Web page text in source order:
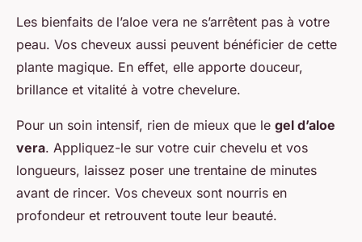
Les bienfaits de l’aloe vera ne s’arrêtent pas à votre
peau. Vos cheveux aussi peuvent bénéficier de cette
plante magique. En effet, elle apporte douceur,
brillance et vitalité à votre chevelure.
Pour un soin intensif, rien de mieux que le gel d’aloe
vera. Appliquez-le sur votre cuir chevelu et vos
longueurs, laissez poser une trentaine de minutes
avant de rincer. Vos cheveux sont nourris en
profondeur et retrouvent toute leur beauté.